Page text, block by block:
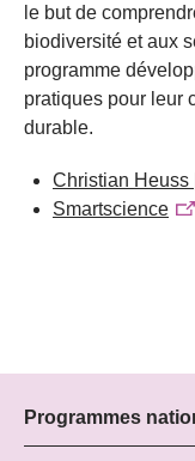
le but de
biodiversité et aux
programme
pratiques pour leur
durable.
Christian Heuss
Smartscience
Programmes
Vous trouverez ici